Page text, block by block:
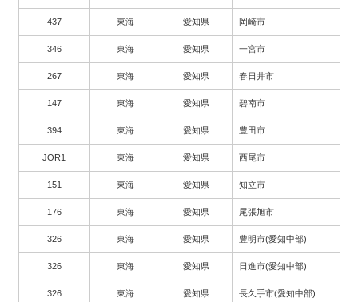
437 東海 愛知県 岡崎市
346 東海 愛知県 一宮市
267 東海 愛知県 春日井市
147 東海 愛知県 碧南市
394 東海 愛知県 豊田市
JOR1 東海 愛知県 西尾市
151 東海 愛知県 知立市
176 東海 愛知県 尾張旭市
326 東海 愛知県 豊明市(愛知中部)
326 東海 愛知県 日進市(愛知中部)
326 東海 愛知県 長久手市(愛知中部)